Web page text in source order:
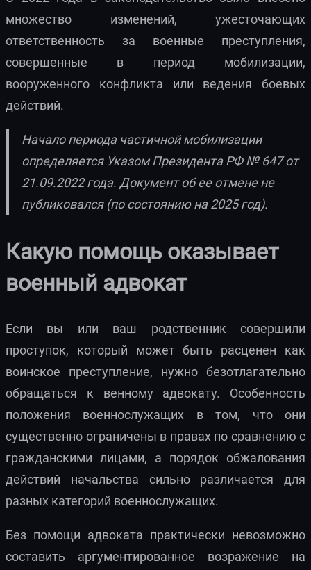
множество изменений, ужесточающих
ответственность за военные преступления,
совершенные в период мобилизации,
вооруженного конфликта или ведения боевых
действий.
Начало периода частичной мобилизации
определяется Указом Президента РФ № 647 от
21.09.2022 года. Документ об ее отмене не
публиковался (по состоянию на 2025 год).
Какую помощь оказывает
военный адвокат
Если вы или ваш родственник совершили
проступок, который может быть расценен как
воинское преступление, нужно безотлагательно
обращаться к венному адвокату. Особенность
положения военнослужащих в том, что они
существенно ограничены в правах по сравнению с
гражданскими лицами, а порядок обжалования
действий начальства сильно различается для
разных категорий военнослужащих.
Без помощи адвоката практически невозможно
составить аргументированное возражение на